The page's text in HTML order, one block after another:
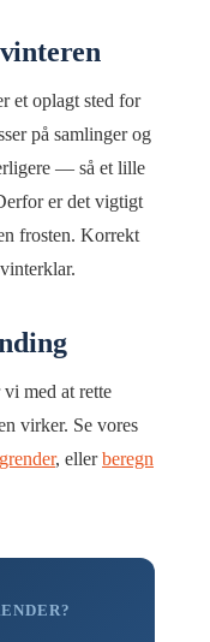
et oplagt sted for
på samlinger og
— så et lille
er det vigtigt
frosten. Korrekt
med at rette
virker. Se vores
, ellerberegn